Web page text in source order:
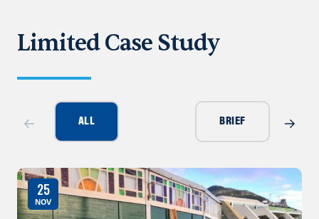
Limited Case Study
ALL BRIEF
25
NOV